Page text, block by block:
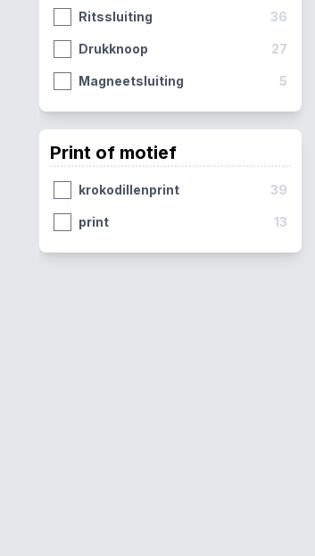
Ritssluiting 36
Drukknoop 27
Magneetsluiting 5
Print of motief
krokodillenprint 39
print 13